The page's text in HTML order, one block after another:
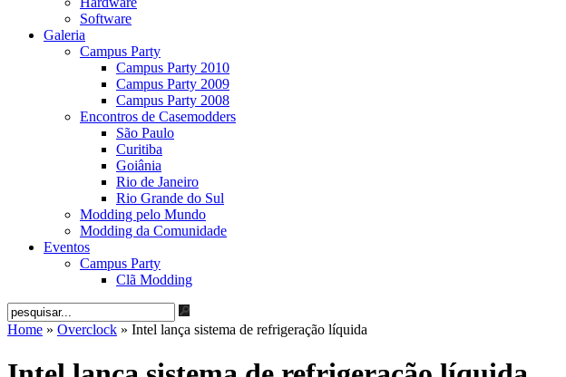
Software
Galeria
Campus Party
Campus Party 2010
Campus Party 2009
Campus Party 2008
Encontros de Casemodders
São Paulo
Curitiba
Goiânia
Rio de Janeiro
Rio Grande do Sul
Modding pelo Mundo
Modding da Comunidade
Eventos
Campus Party
Clã Modding
Home » Overclock » Intel lança sistema de refrigeração líquida